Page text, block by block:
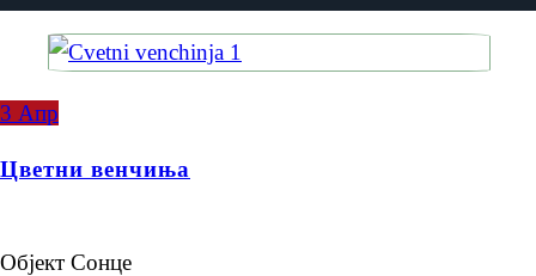
3 Апр
Цветни венчиња
Објект Сонце